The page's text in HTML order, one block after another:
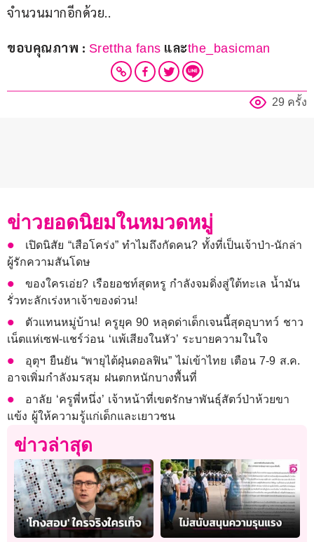
จำนวนมากอีกด้วย..
ขอบคุณภาพ : Srettha fans และthe_basicman
29 ครั้ง
ข่าวยอดนิยมในหมวดหมู่
เปิดนิสัย “เสือโคร่ง” ทำไมถึงกัดคน? ทั้งที่เป็นเจ้าป่า-นักล่า
ผู้รักความสันโดษ
ของใครเอ่ย? เรือยอชท์สุดหรู กำลังจมดิ่งสู่ใต้ทะเล น้ำมัน
รั่วทะลักเร่งหาเจ้าของด่วน!
ตัวแทนหมู่บ้าน! ครูยุค 90 หลุดด่าเด็กเจนนี้สุดอุบาทว์ ชาว
เน็ตแห่เซฟ-แชร์ว่อน ‘แพ้เสียงในหัว’ ระบายความในใจ
อุตุฯ ยืนยัน “พายุไต้ฝุ่นดอลฟิน” ไม่เข้าไทย เตือน 7-9 ส.ค.
อาจเพิ่มกำลังมรสุม ฝนตกหนักบางพื้นที่
อาลัย ‘ครูพี่หนึ่ง’ เจ้าหน้าที่เขตรักษาพันธุ์สัตว์ป่าห้วยขา
แข้ง ผู้ให้ความรู้แก่เด็กและเยาวชน
ข่าวล่าสุด